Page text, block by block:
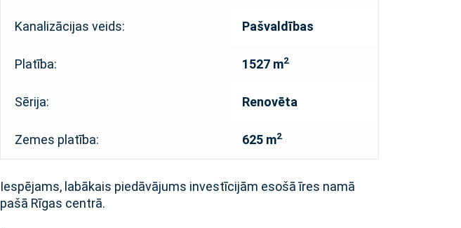
Kanalizācijas veids: Pašvaldības
Platība: 1527 m2
Sērija: Renovēta
Zemes platība: 625 m2
Iespējams, labākais piedāvājums investīcijām esošā īres namā
pašā Rīgas centrā.